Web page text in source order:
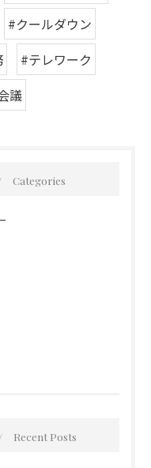
#クールダウン
#テレワーク
議
Categories
Recent Posts